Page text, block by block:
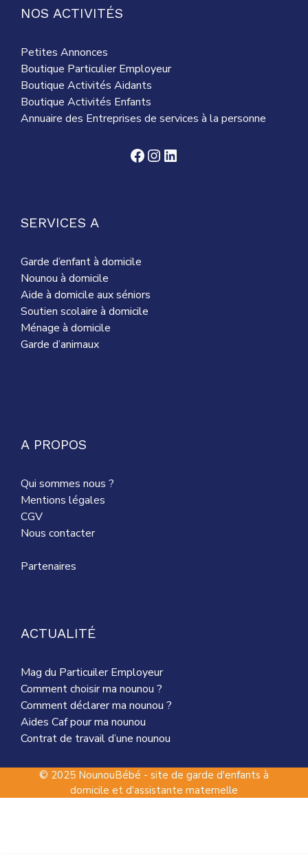
NOS ACTIVITÉS
Petites Annonces
Boutique Particulier Employeur
Boutique Activités Aidants
Boutique Activités Enfants
Annuaire des Entreprises de services à la personne
Facebook
Instagram
LinkedIn
SERVICES A
Garde d’enfant à domicile
Nounou à domicile
Aide à domicile aux séniors
Soutien scolaire à domicile
Ménage à domicile
Garde d’animaux
A PROPOS
Qui sommes nous ?
Mentions légales
CGV
Nous contacter
Partenaires
ACTUALITÉ
Mag du Particuiler Employeur
Comment choisir ma nounou ?
Comment déclarer ma nounou ?
Aides Caf pour ma nounou
Contrat de travail d’une nounou
© 2025 NounouBébé - site de garde d'enfants à
domicile et d'assistante maternelle